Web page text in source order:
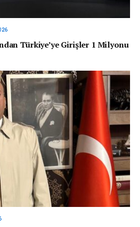
Türkiye’ye Girişler 1 Milyonu